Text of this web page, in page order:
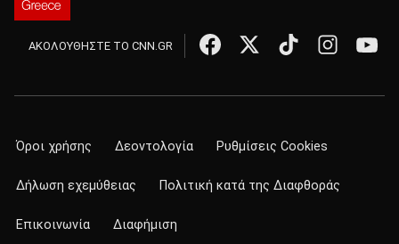
ΑΚΟΛΟΥΘΗΣΤΕ ΤΟ CNN.GR
Όροι χρήσης Δεοντολογία Ρυθμίσεις Cookies
Δήλωση εχεμύθειας Πολιτική κατά της Διαφθοράς
Επικοινωνία Διαφήμιση